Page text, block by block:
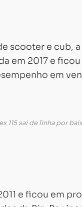
scooter e cub, a
em 2017 e
em
115 sai de linha por
e ficou em